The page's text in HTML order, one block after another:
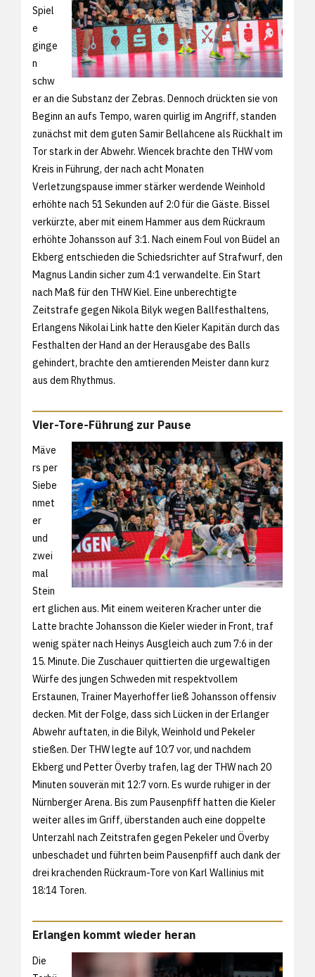
Spiel
e
ginge
n
schw
er an die Substanz der Zebras. Dennoch drückten sie von
Beginn an aufs Tempo, waren quirlig im Angriff, standen
zunächst mit dem guten Samir Bellahcene als Rückhalt im
Tor stark in der Abwehr. Wiencek brachte den THW vom
Kreis in Führung, der nach acht Monaten
Verletzungspause immer stärker werdende Weinhold
erhöhte nach 51 Sekunden auf 2:0 für die Gäste. Bissel
verkürzte, aber mit einem Hammer aus dem Rückraum
erhöhte Johansson auf 3:1. Nach einem Foul von Büdel an
Ekberg entschieden die Schiedsrichter auf Strafwurf, den
Magnus Landin sicher zum 4:1 verwandelte. Ein Start
nach Maß für den THW Kiel. Eine unberechtigte
Zeitstrafe gegen Nikola Bilyk wegen Ballfesthaltens,
Erlangens Nikolai Link hatte den Kieler Kapitän durch das
Festhalten der Hand an der Herausgabe des Balls
gehindert, brachte den amtierenden Meister dann kurz
aus dem Rhythmus.
Vier-Tore-Führung zur Pause
Mäve
rs per
Siebe
nmet
er
und
zwei
mal
Stein
ert glichen aus. Mit einem weiteren Kracher unter die
Latte brachte Johansson die Kieler wieder in Front, traf
wenig später nach Heinys Ausgleich auch zum 7:6 in der
15. Minute. Die Zuschauer quittierten die urgewaltigen
Würfe des jungen Schweden mit respektvollem
Erstaunen, Trainer Mayerhoffer ließ Johansson offensiv
decken. Mit der Folge, dass sich Lücken in der Erlanger
Abwehr auftaten, in die Bilyk, Weinhold und Pekeler
stießen. Der THW legte auf 10:7 vor, und nachdem
Ekberg und Petter Överby trafen, lag der THW nach 20
Minuten souverän mit 12:7 vorn. Es wurde ruhiger in der
Nürnberger Arena. Bis zum Pausenpfiff hatten die Kieler
weiter alles im Griff, überstanden auch eine doppelte
Unterzahl nach Zeitstrafen gegen Pekeler und Överby
unbeschadet und führten beim Pausenpfiff auch dank der
drei krachenden Rückraum-Tore von Karl Wallinius mit
18:14 Toren.
Erlangen kommt wieder heran
Die